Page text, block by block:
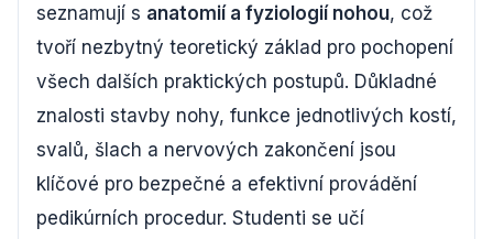
seznamují s anatomií a fyziologií nohou, což
tvoří nezbytný teoretický základ pro pochopení
všech dalších praktických postupů. Důkladné
znalosti stavby nohy, funkce jednotlivých kostí,
svalů, šlach a nervových zakončení jsou
klíčové pro bezpečné a efektivní provádění
pedikúrních procedur. Studenti se učí